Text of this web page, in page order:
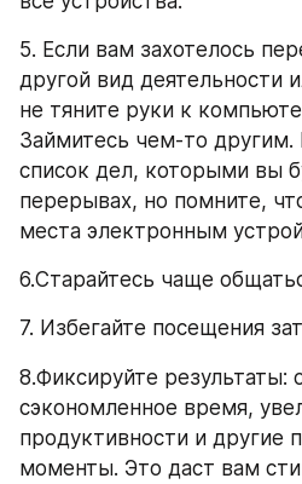
5. Если вам захотелось
другой вид деятельности
не тяните руки к
Займитесь чем-то другим.
список дел, которыми вы
перерывах, но помните,
места электронным
6.Старайтесь чаще
7. Избегайте посещения
8.Фиксируйте результаты:
сэкономленное время,
продуктивности и другие
моменты. Это даст вам